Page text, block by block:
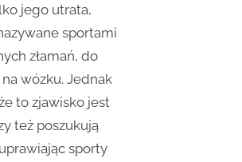
jego utrata,
sportami
złamań, do
wózku. Jednak
to zjawisko jest
też poszukują
sporty